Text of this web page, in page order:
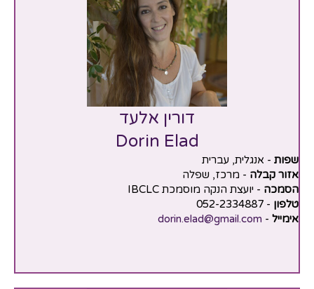
דורין אלעד
Dorin Elad
שפות - אנגלית, עברית
אזור קבלה - מרכז, שפלה
הסמכה - יועצת הנקה מוסמכת IBCLC
טלפון - 052-2334887
אימייל -
dorin.elad@gmail.com